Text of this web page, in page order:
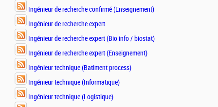
Ingénieur de recherche confirmé (Enseignement)
Ingénieur de recherche expert
Ingénieur de recherche expert (Bio info / biostat)
Ingénieur de recherche expert (Enseignement)
Ingénieur technique (Batiment process)
Ingénieur technique (Informatique)
Ingénieur technique (Logistique)